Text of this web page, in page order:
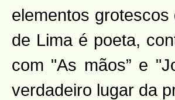
elementos
de Lima é poeta,
com "As mãos” e
verdadeiro lugar da